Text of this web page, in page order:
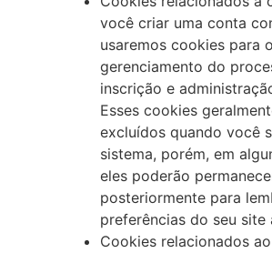
você criar uma conta
usaremos cookies para o
gerenciamento do
inscrição e
Esses cookies
excluídos quando você
sistema, porém, em
eles poderão
posteriormente para
preferências do seu site
Cookies relacionados